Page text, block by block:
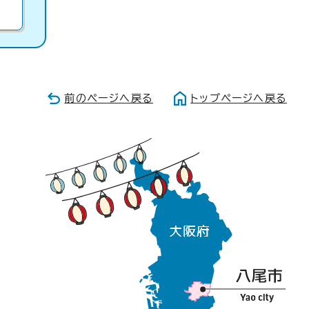
前のページへ戻る トップページへ戻る